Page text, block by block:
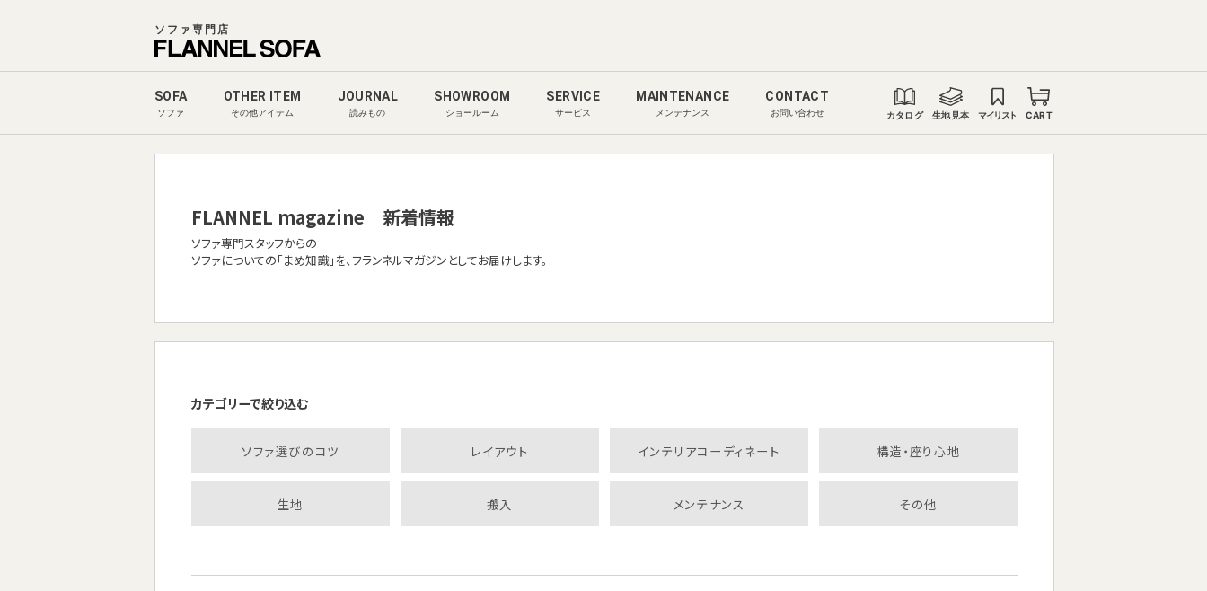
ソファ専門店
SOFA
ソファ
OTHER ITEM
その他アイテム
JOURNAL
読みもの
SHOWROOM
ショールーム
SERVICE
サービス
MAINTENANCE
メンテナンス
CONTACT
お問い合わせ カタログ 生地見本 マイリスト CART
FLANNEL magazine 新着情報
ソファ専門スタッフからの
ソファについての「まめ知識」を、フランネルマガジンとしてお届けします。
カテゴリーで絞り込む
ソファ選びのコツ レイアウト インテリアコーディネート 構造・座り心地
生地 搬入 メンテナンス その他